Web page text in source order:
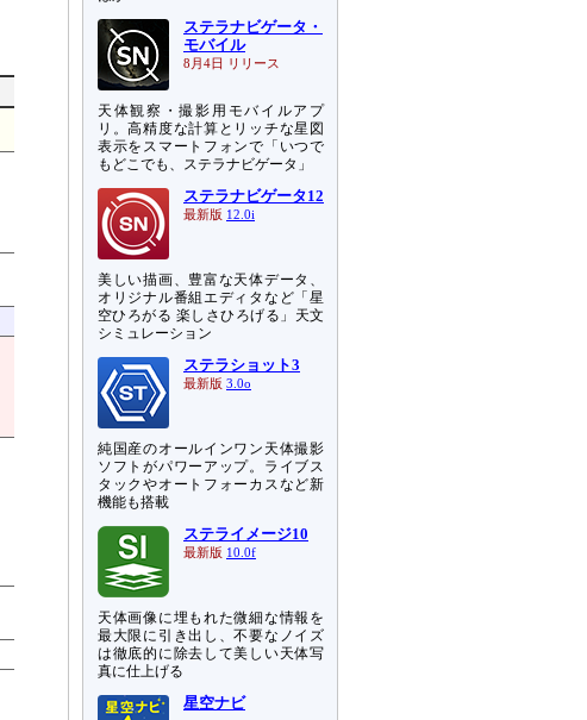
ステラナビゲータ・
モバイル
8月4日 リリース
天体観察・撮影用モバイルアプ
リ。高精度な計算とリッチな星図
表示をスマートフォンで「いつで
もどこでも、ステラナビゲータ」
ステラナビゲータ12
最新版 12.0i
美しい描画、豊富な天体データ、
オリジナル番組エディタなど「星
空ひろがる 楽しさひろげる」天文
シミュレーション
ステラショット3
最新版 3.0o
純国産のオールインワン天体撮影
ソフトがパワーアップ。ライブス
タックやオートフォーカスなど新
機能も搭載
ステライメージ10
最新版 10.0f
天体画像に埋もれた微細な情報を
最大限に引き出し、不要なノイズ
は徹底的に除去して美しい天体写
真に仕上げる
星空ナビ